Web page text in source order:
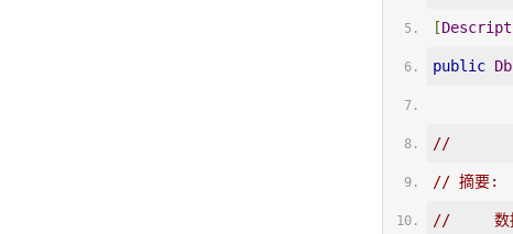
[
public
//
// 摘要:
//     数据